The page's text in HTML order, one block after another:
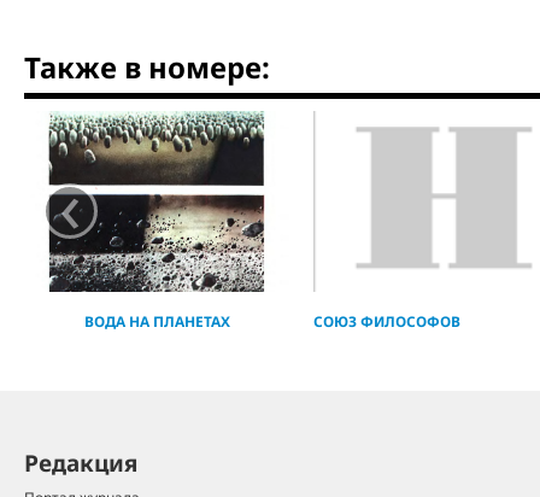
Также в номере:
ВОДА НА ПЛАНЕТАХ СОЮЗ ФИЛОСОФОВ
‹
Редакция